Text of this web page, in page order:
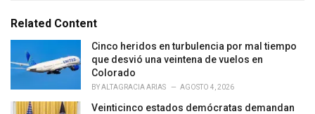
e
i
Related Content
Cinco heridos en turbulencia por mal tiempo
que desvió una veintena de vuelos en
Colorado
BYALTAGRACIA ARIAS AGOSTO 4, 2026
Veinticinco estados demócratas demandan